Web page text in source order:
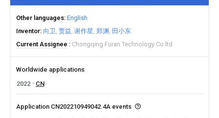
Other languages English
Inventor 向卫 贾益 谢作星 郑渊
田小东
Current Assignee
Chongqing Furan Technology Co ltd
Worldwide applications
2022
CN
Application CN202210949042.4A events